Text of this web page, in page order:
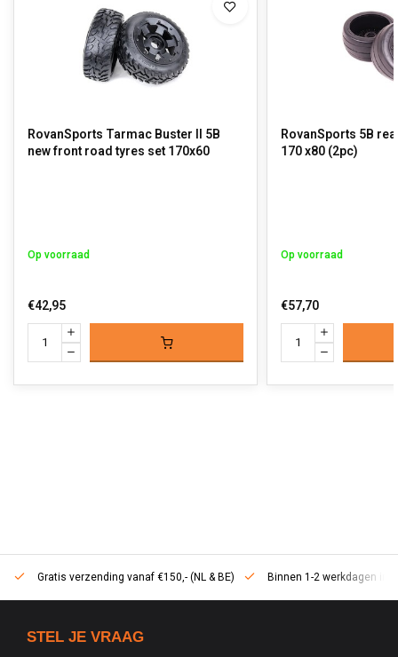
RovanSports Tarmac Buster II 5B
new front road tyres set 170x60
Op voorraad
€42,95
RovanSports 5B
170 x80 (2pc)
Op voorraad
€57,70
Gratis verzending vanaf €150,- (NL & BE) Binnen 1-2 werkdagen in
STEL JE VRAAG